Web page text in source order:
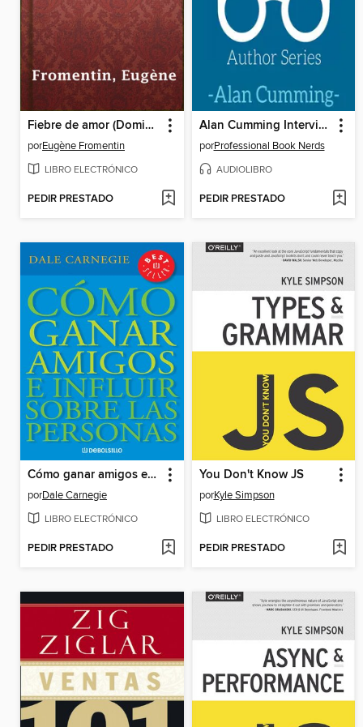
Fiebre de amor (Dominique)
porEugène Fromentin
LIBRO ELECTRÓNICO
PEDIR PRESTADO
Alan Cumming Interview
porProfessional Book Nerds
AUDIOLIBRO
PEDIR PRESTADO
Cómo ganar amigos e influir sobre las personas
porDale Carnegie
LIBRO ELECTRÓNICO
PEDIR PRESTADO
You Don't Know JS
porKyle Simpson
LIBRO ELECTRÓNICO
PEDIR PRESTADO